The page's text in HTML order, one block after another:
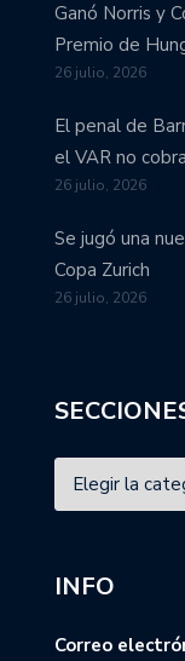
Ganó Norris y
Premio de
26 julio, 2026
El penal de
el VAR no
26 julio, 2026
Se jugó una
Copa Zurich
26 julio, 2026
INFO
Correo